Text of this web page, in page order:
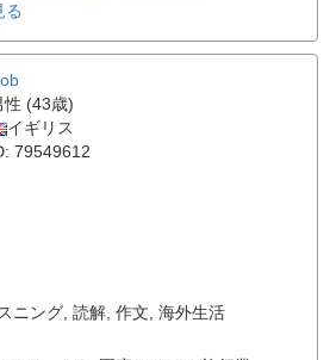
る
性 (43歳)
イギリス
79549612
ニング, 読解, 作文, 海外生活